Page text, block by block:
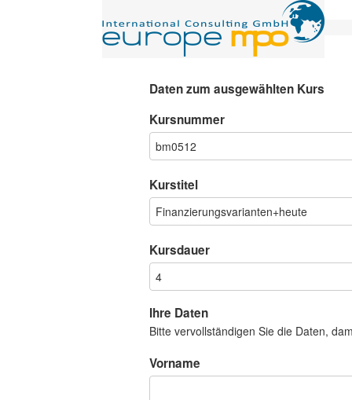
Daten zum ausgewählten Kurs
Kursnummer
Kurstitel
Kursdauer
Ihre Daten
Bitte vervollständigen Sie die Daten,
Vorname